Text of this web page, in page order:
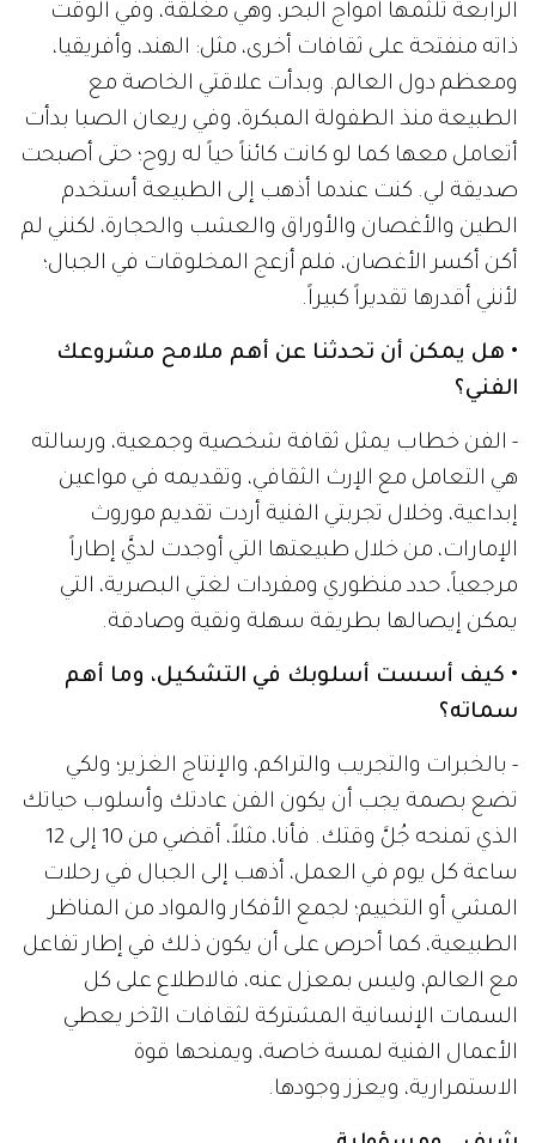
الرابعة تلثمها أمواج البحر، وهي مغلقة، وفي الوقت
ذاته منفتحة على ثقافات أخرى، مثل: الهند، وأفريقيا،
ومعظم دول العالم. وبدأت علاقتي الخاصة مع
الطبيعة منذ الطفولة المبكرة، وفي ريعان الصبا بدأت
أتعامل معها كما لو كانت كائناً حياً له روح؛ حتى أصبحت
صديقة لي. كنت عندما أذهب إلى الطبيعة أستخدم
الطين والأغصان والأوراق والعشب والحجارة، لكنني لم
أكن أكسر الأغصان، فلم أزعج المخلوقات في الجبال؛
لأنني أقدرها تقديراً كبيراً.
• هل يمكن أن تحدثنا عن أهم ملامح مشروعك
الفني؟
- الفن خطاب يمثل ثقافة شخصية وجمعية، ورسالته
هي التعامل مع الإرث الثقافي، وتقديمه في مواعين
إبداعية، وخلال تجربتي الفنية أردت تقديم موروث
الإمارات، من خلال طبيعتها التي أوجدت لديَّ إطاراً
مرجعياً، حدد منظوري ومفردات لغتي البصرية، التي
يمكن إيصالها بطريقة سهلة ونقية وصادقة.
• كيف أسست أسلوبك في التشكيل، وما أهم
سماته؟
- بالخبرات والتجريب والتراكم، والإنتاج الغزير؛ ولكي
تضع بصمة يجب أن يكون الفن عادتك وأسلوب حياتك
الذي تمنحه جُلَّ وقتك. فأنا، مثلاً، أقضي من 10 إلى 12
ساعة كل يوم في العمل، أذهب إلى الجبال في رحلات
المشي أو التخييم؛ لجمع الأفكار والمواد من المناظر
الطبيعية، كما أحرص على أن يكون ذلك في إطار تفاعل
مع العالم، وليس بمعزل عنه، فالاطلاع على كل
السمات الإنسانية المشتركة لثقافات الآخر يعطي
الأعمال الفنية لمسة خاصة، ويمنحها قوة
الاستمرارية، ويعزز وجودها.